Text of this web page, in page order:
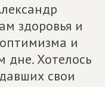
здоровья и
и
дне. Хотелось
свои